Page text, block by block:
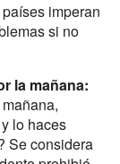
imperan
si no
la mañana:
lo haces
Se considera